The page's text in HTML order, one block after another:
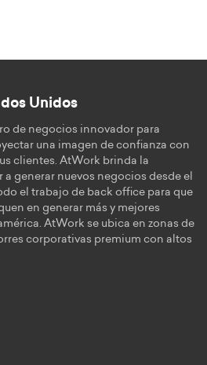
Unidos
de negocios innovador para
una imagen de confianza con
clientes. AtWork brinda la
generar nuevos negocios desde el
el trabajo de back office para que
en generar más y mejores
AtWork se ubica en zonas de
corporativas premium con altos